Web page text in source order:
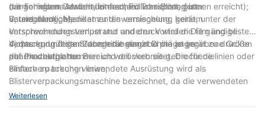
mit geringem Gewicht, einfachem Transport, guter
Versiegelung, Medikamentenvermischung, keinem
Verschwendungsverlust und anderen Vorteilen Die gängige
Verpackung fester Zubereitungen in China ist im
pharmazeutischen Bereich weit verbreitet. Die für die
Blisterverpackung verwendete Ausrüstung wird als
Blisterverpackungsmaschine bezeichnet, da die verwendeten
Materialien hauptsächlich Kunststofffolie und Aluminiumfolie
der Formform werden unterschiedliche Blisterformen erreicht);
(verschiedene Materialformen, Füllvorrichtung ist
unterschiedlich);
3, und dann gesendet zu die versiegelung gerät, unter der
entsprechenden temperatur und druck wird die film und blister
dichtung, und dann durch die eingabe präge gerät zu drucken
auf die charge nummer und drücken sie gebrochene linien oder
einfach zu brechen linien;
4, das endgültige Stanzgerät stanzt in die angegebene Größe
der Produktplatte.
Weiterlesen